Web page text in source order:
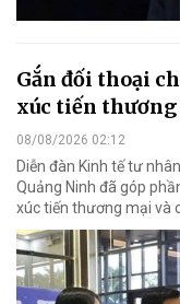
Gắn đối thoại
xúc tiến
08/08/2026 02:12
Diễn đàn Kinh tế tư
Quảng Ninh đã góp
xúc tiến thương mại và